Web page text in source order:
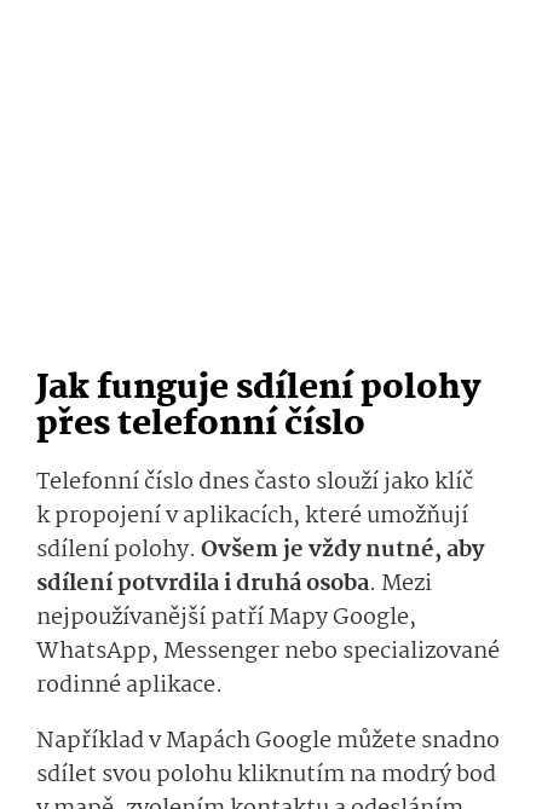
Jak funguje sdílení polohy
přes telefonní číslo
Telefonní číslo dnes často slouží jako klíč
k propojení v aplikacích, které umožňují
sdílení polohy. Ovšem je vždy nutné, aby
sdílení potvrdila i druhá osoba. Mezi
nejpoužívanější patří Mapy Google,
WhatsApp, Messenger nebo specializované
rodinné aplikace.
Například v Mapách Google můžete snadno
sdílet svou polohu kliknutím na modrý bod